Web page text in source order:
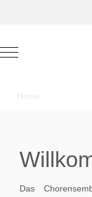
Mobile Menu Toggle
Home
Das